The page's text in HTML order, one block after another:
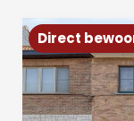
Direct